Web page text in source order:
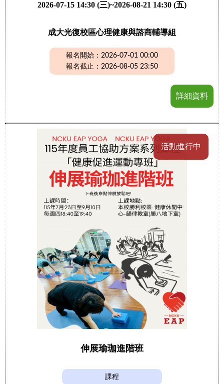
2026-07-15 14:30 (三)~2026-08-21 14:30 (五)
成大光復校區心理健康與諮商輔導組
報名開始：2026-07-01 00:00
報名截止：2026-08-05 23:50
詳細資料
活動進行中
伸展瑜珈進階班
課程